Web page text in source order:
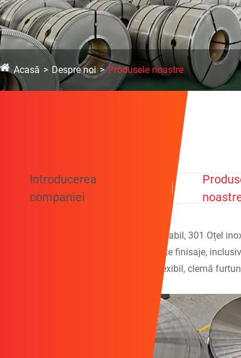
Acasă Despre noi Produsele noastre
Introducerea
companiei
Produsele noastre includ 201 Oțel inoxidabil, 301 Oțel
inoxidabil și 409 Oțel inoxidabil în diferite finisaje,
periferice, piese de ștampilare, furtun flexibil, clemă